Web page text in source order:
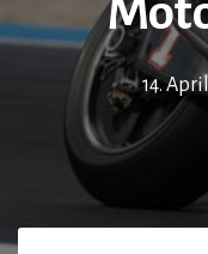
14.